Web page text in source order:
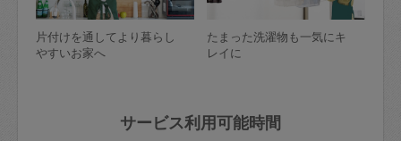
片付けを通してより暮らし
やすいお家へ
たまった洗濯物も一気にキ
レイに
サービス利用可能時間